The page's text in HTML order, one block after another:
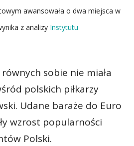
awansowała o dwa miejsca w
z analizy Instytutu
sobie nie miała
polskich piłkarzy
Udane baraże do Euro
wzrost popularności
Polski.